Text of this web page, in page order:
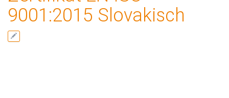
9001:2015 Slovakisch